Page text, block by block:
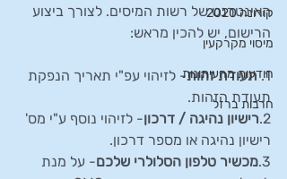
קורונה 2020
מיסוי מקרקעין
הודעות מהעיתונות
חרבות ברזל
האינטרנט של רשות המיסים. לצורך ביצוע
הרישום, יש להכין מראש:
1. תעודת זהות- לזיהוי עפ"י תאריך הנפקת
תעודת הזהות.
2. רישיון נהיגה / דרכון- לזיהוי נוסף ע"י מס'
רישיון נהיגה או מספר דרכון.
3. מכשיר טלפון הסלולרי שלכם- על מנת